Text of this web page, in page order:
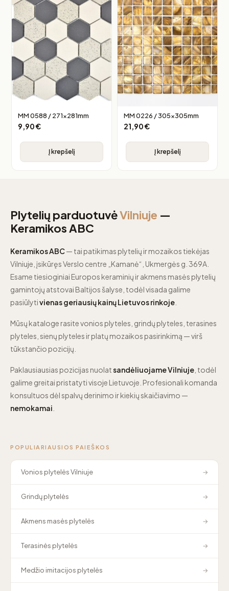
MM 0588 / 271x281mm
9,90€
Į krepšelį
MM 0226 / 305x305mm
21,90€
Į krepšelį
Plytelių parduotuvėVilniuje —
Keramikos ABC
Keramikos ABC— tai patikimas plytelių ir mozaikos tiekėjas
Vilniuje, įsikūręs Verslo centre „Kamanė“, Ukmergės g. 369A.
Esame tiesioginiai Europos keraminių ir akmens masės plytelių
gamintojų atstovai Baltijos šalyse, todėl visada galime
pasiūlytivienas geriausių kainų Lietuvos rinkoje
Mūsų kataloge rasite vonios plyteles, grindų plyteles, terasines
plyteles, sienų plyteles ir platų mozaikos pasirinkimą — virš
tūkstančio pozicijų.
Paklausiausias pozicijas nuolatsandėliuojame Vilniuje , todėl
galime greitai pristatyti visoje Lietuvoje. Profesionali komanda
konsultuos dėl spalvų derinimo ir kiekių skaičiavimo —
nemokamai
POPULIARIAUSIOS PAIEŠKOS
Vonios plytelės Vilniuje →
Grindų plytelės →
Akmens masės plytelės →
Terasinės plytelės →
Medžio imitacijos plytelės →